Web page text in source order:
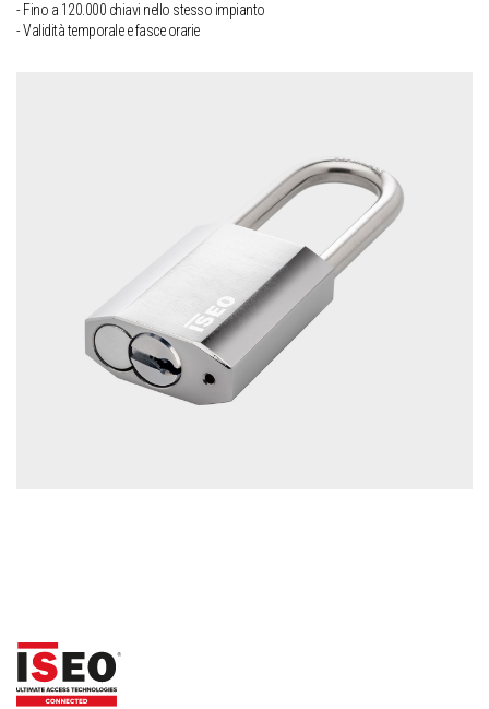
Fino a 120.000 chiavi nello stesso impianto
Validità temporale e fasce orarie